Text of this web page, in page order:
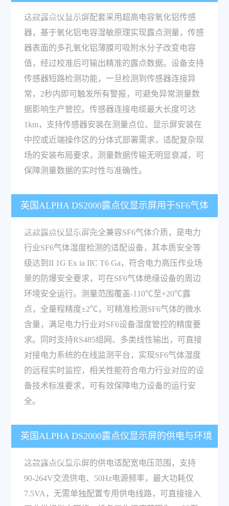
有哪些支持特性？
这款露点仪显示屏配套采用超高电容氧化铝传感
器，基于氧化铝电容湿敏原理实现露点测量，传感
器表面的多孔氧化铝薄膜可吸附水分子改变电容
值，经过校准后可输出精准的露点数据。设备支持
传感器短路检测功能，一旦检测到传感器连接异
常，2秒内即可触发所有警报，可避免异常测量数
据影响生产管控。传感器连接电缆最大长度可达
1km，支持传感器安装在测量点位、显示屏安装在
中控或近端操作区的分体式部署需求，适配复杂现
场的安装布局要求，测量数据传输无明显衰减，可
保障测量数据的实时性与准确性。
英国ALPHA DS2000露点仪显示屏用于SF6气体
湿度检测有什么优势？
这款露点仪显示屏完全兼容SF6气体介质，是电力
行业SF6气体湿度检测的适配设备，其本质安全等
级达到II 1G Ex ia IIC T6 Ga，符合电力高压作业场
景的防爆安全要求，可在SF6气体绝缘设备的周边
环境安全运行。测量范围覆盖-110℃至+20℃露
点，全量程精度±2℃，可精准检测SF6气体的微水
含量，满足电力行业对SF6设备湿度管控的精度要
求。同时支持RS485组网、多类线性输出，可直接
对接电力系统的在线监测平台，实现SF6气体湿度
的远程实时监控，相关性能符合电力行业对应的设
备技术标准要求，可有效保障电力设备的运行安
全。
英国ALPHA DS2000露点仪显示屏的供电与环境
适应参数是多少？
这款露点仪显示屏的供电适配宽电压范围，支持
90-264V交流供电、50Hz电源频率，最大功耗仅
7.5VA，无需单独配置专用供电线路，可直接接入